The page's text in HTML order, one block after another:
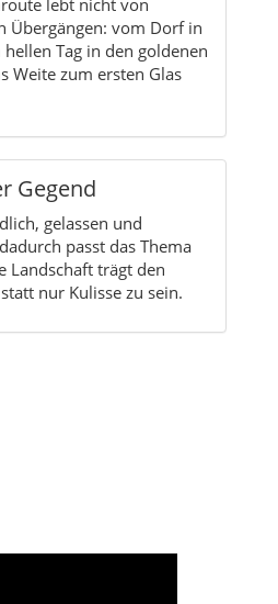
Übergängen: vom Dorf in
Tag in den goldenen
Weite zum ersten Glas
Gegend
gelassen und
passt das Thema
Landschaft trägt den
nur Kulisse zu sein.